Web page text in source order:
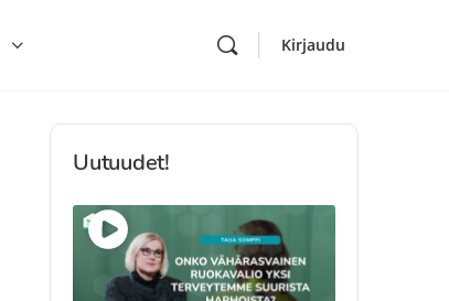
Kirjaudu
Uutuudet!